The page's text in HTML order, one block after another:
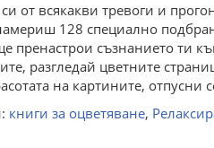
от всякакви тревоги и
128 специално
пренастрои съзнанието ти
разгледай цветните
на картините,
книги за оцветяване,